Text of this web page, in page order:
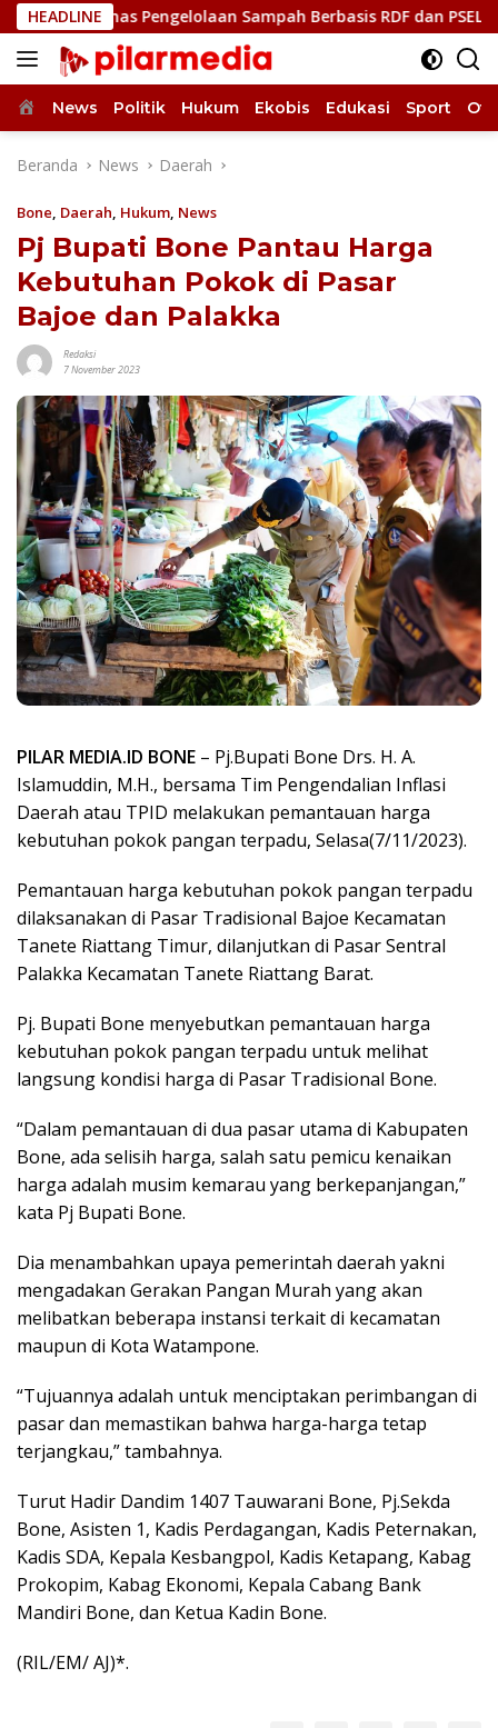
Langsung
ke
konten
HEADLINE
Pengelolaan Sampah Berbasis RDF dan PSEL
Home
News Politik Hukum Ekobis Edukasi Sport
Beranda News Daerah
Bone, Daerah, Hukum, News
Pj Bupati Bone Pantau Harga
Kebutuhan Pokok di Pasar
Bajoe dan Palakka
Redaksi
7 November 2023
PILAR MEDIA.ID BONE – Pj.Bupati Bone Drs. H. A.
Islamuddin, M.H., bersama Tim Pengendalian Inflasi
Daerah atau TPID melakukan pemantauan harga
kebutuhan pokok pangan terpadu, Selasa(7/11/2023).
Pemantauan harga kebutuhan pokok pangan terpadu
dilaksanakan di Pasar Tradisional Bajoe Kecamatan
Tanete Riattang Timur, dilanjutkan di Pasar Sentral
Palakka Kecamatan Tanete Riattang Barat.
Pj. Bupati Bone menyebutkan pemantauan harga
kebutuhan pokok pangan terpadu untuk melihat
langsung kondisi harga di Pasar Tradisional Bone.
“Dalam pemantauan di dua pasar utama di Kabupaten
Bone, ada selisih harga, salah satu pemicu kenaikan
harga adalah musim kemarau yang berkepanjangan,”
kata Pj Bupati Bone.
Dia menambahkan upaya pemerintah daerah yakni
mengadakan Gerakan Pangan Murah yang akan
melibatkan beberapa instansi terkait di kecamatan
maupun di Kota Watampone.
“Tujuannya adalah untuk menciptakan perimbangan di
pasar dan memastikan bahwa harga-harga tetap
terjangkau,” tambahnya.
Turut Hadir Dandim 1407 Tauwarani Bone, Pj.Sekda
Bone, Asisten 1, Kadis Perdagangan, Kadis Peternakan,
Kadis SDA, Kepala Kesbangpol, Kadis Ketapang, Kabag
Prokopim, Kabag Ekonomi, Kepala Cabang Bank
Mandiri Bone, dan Ketua Kadin Bone.
(RIL/EM/ AJ)*.